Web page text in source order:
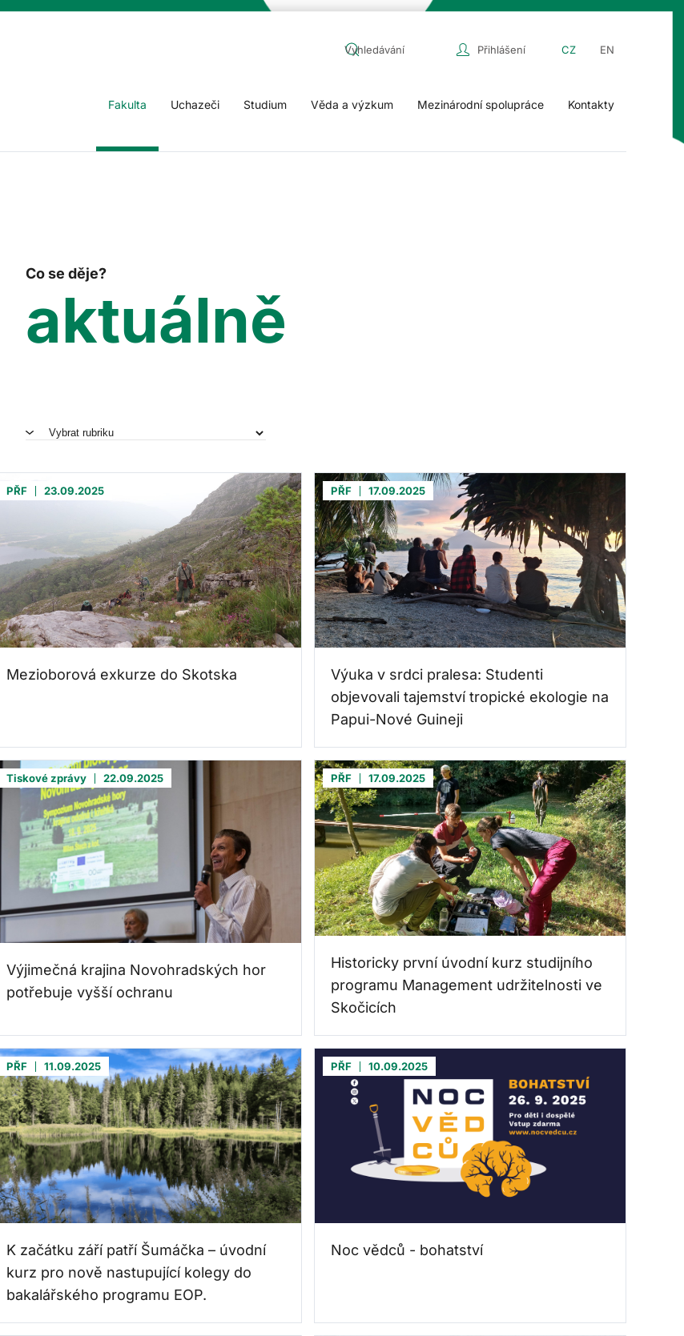
Přihlášení CZ EN
Fakulta Uchazeči Studium Věda a výzkum Mezinárodní spolupráce Kontakty
Co se děje?
aktuálně
PŘF 23.09.2025
Mezioborová exkurze do Skotska
PŘF 17.09.2025
Výuka v srdci pralesa: Studenti
objevovali tajemství tropické ekologie na
Papui-Nové Guineji
Tiskové zprávy 22.09.2025
Výjimečná krajina Novohradských hor
potřebuje vyšší ochranu
PŘF 17.09.2025
Historicky první úvodní kurz studijního
programu Management udržitelnosti ve
Skočicích
PŘF 11.09.2025
K začátku září patří Šumáčka – úvodní
kurz pro nově nastupující kolegy do
bakalářského programu EOP.
PŘF 10.09.2025
Noc vědců - bohatství